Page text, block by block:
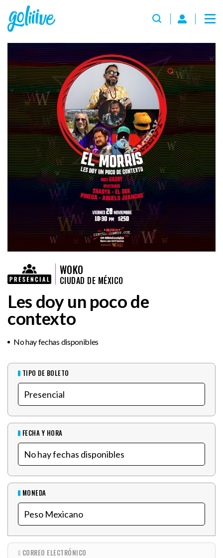
WOKO
CIUDAD DE MÉXICO
Les doy un poco de
contexto
No hay fechas disponibles
TIPO DE BOLETO
FECHA Y HORA
MONEDA
CORREO ELECTRÓNICO